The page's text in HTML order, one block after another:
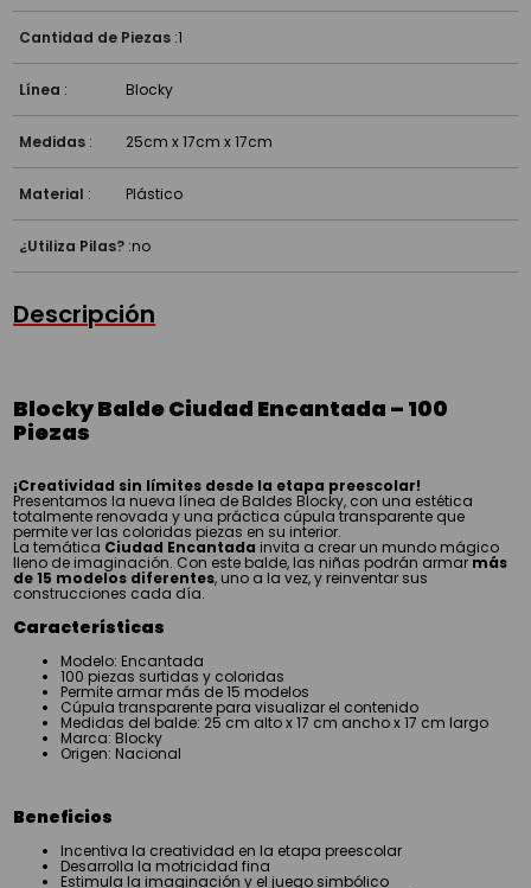
Descripción
Blocky Balde Ciudad Encantada – 100
Piezas
Presentamos la nueva línea de Baldes Blocky, con una estética
totalmente renovada y una práctica cúpula transparente que
permite ver las coloridas piezas en su interior.
La temáticaCiudad Encantadainvita a crear un mundo mágico
lleno de imaginación. Con este balde, las niñas podrán armarmás
de 15 modelos diferentes, uno a la vez, y reinventar sus
construcciones cada día.
100 piezas surtidas y coloridas
Permite armar más de 15 modelos
Cúpula transparente para visualizar el contenido
Medidas del balde: 25 cm alto x 17 cm ancho x 17 cm largo
Marca: Blocky
Origen: Nacional
Desarrolla la motricidad fina
Estimula la imaginación y el juego simbólico
Práctico balde para guardar y transportar las piezas